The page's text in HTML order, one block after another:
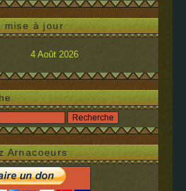
mise à jour
4 Août 2026
Arnacoeurs